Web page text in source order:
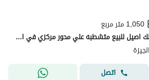
1,050 متر مربع
عماره للبيع ريسيل من مالك اصيل للبيع متشطبه علي محور مركزي في الحي الخامس في 6 اكتوبر Fifth District, 6th of October City
اتصل